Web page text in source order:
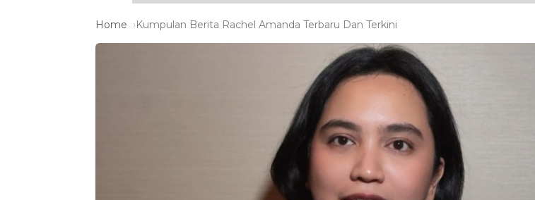
Home Kumpulan Berita Rachel Amanda Terbaru Dan Terkini